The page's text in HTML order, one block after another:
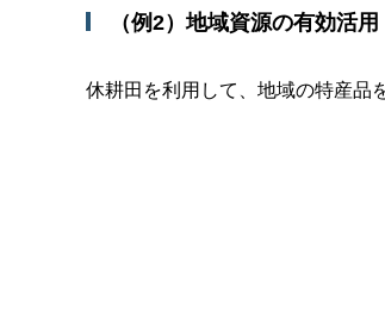
（例2）地域資源の有効活用
休耕田を利用して、地域の特産品